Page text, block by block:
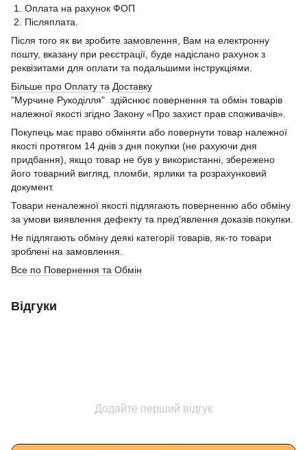
1. Оплата на рахунок ФОП
2. Післяплата.
Після того як ви зробите замовлення, Вам на електронну
пошту, вказану при реєстрації, буде надіслано рахунок з
реквізитами для оплати та подальшими інструкціями.
Більше про Оплату та Доставку
"Мурчине Рукоділля" здійснює повернення та обмін товарів
належної якості згідно Закону «Про захист прав споживачів».
Покупець має право обміняти або повернути товар належної
якості протягом 14 днів з дня покупки (не рахуючи дня
придбання), якщо товар не був у використанні, збережено
його товарний вигляд, пломби, ярлики та розрахунковий
документ.
Товари неналежної якості підлягають поверненню або обміну
за умови виявлення дефекту та пред’явлення доказів покупки.
Не підлягають обміну деякі категорії товарів, як-то товари
зроблені на замовлення.
Все по Повернення та Обмін
Відгуки
Додайте перший відгук